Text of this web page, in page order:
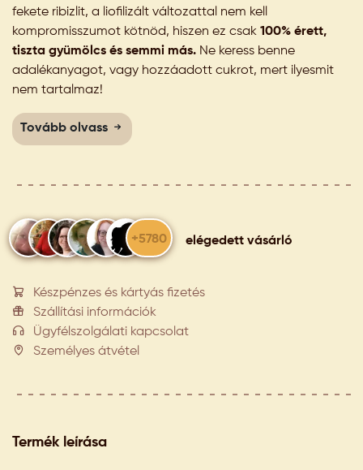
fekete ribizlit, a liofilizált változattal nem kell
kompromisszumot kötnöd, hiszen ez csak 100% érett,
tiszta gyümölcs és semmi más. Ne keress benne
adalékanyagot, vagy hozzáadott cukrot, mert ilyesmit
nem tartalmaz!
Tovább olvass
+5780 elégedett vásárló
Készpénzes és kártyás fizetés
Szállítási információk
Ügyfélszolgálati kapcsolat
Személyes átvétel
Termék leírása